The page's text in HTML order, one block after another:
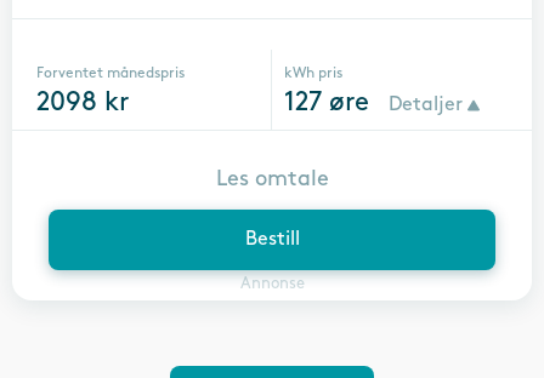
Forventet månedspris
2098 kr
kWh pris
127 øre Detaljer
Bestill
Annonse
Les omtale